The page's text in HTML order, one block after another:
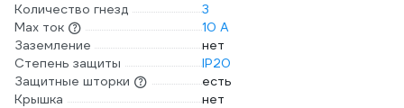
Количество гнезд
3
Max ток
10 А
Заземление
нет
Степень защиты
IP20
Защитные шторки
есть
Крышка
нет